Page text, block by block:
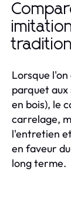
Lorsque
parquet
en bois), le
carrelage,
l'entretien
en faveur
long terme.